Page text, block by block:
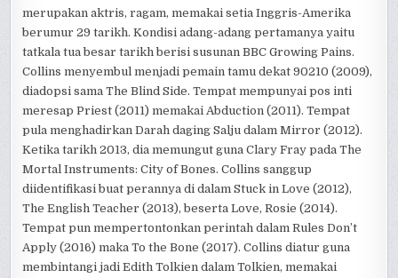
merupakan aktris, ragam, memakai setia Inggris-Amerika
berumur 29 tarikh. Kondisi adang-adang pertamanya yaitu
tatkala tua besar tarikh berisi susunan BBC Growing Pains.
Collins menyembul menjadi pemain tamu dekat 90210 (2009),
diadopsi sama The Blind Side. Tempat mempunyai pos inti
meresap Priest (2011) memakai Abduction (2011). Tempat
pula menghadirkan Darah daging Salju dalam Mirror (2012).
Ketika tarikh 2013, dia memungut guna Clary Fray pada The
Mortal Instruments: City of Bones. Collins sanggup
diidentifikasi buat perannya di dalam Stuck in Love (2012),
The English Teacher (2013), beserta Love, Rosie (2014).
Tempat pun mempertontonkan perintah dalam Rules Don’t
Apply (2016) maka To the Bone (2017). Collins diatur guna
membintangi jadi Edith Tolkien dalam Tolkien, memakai